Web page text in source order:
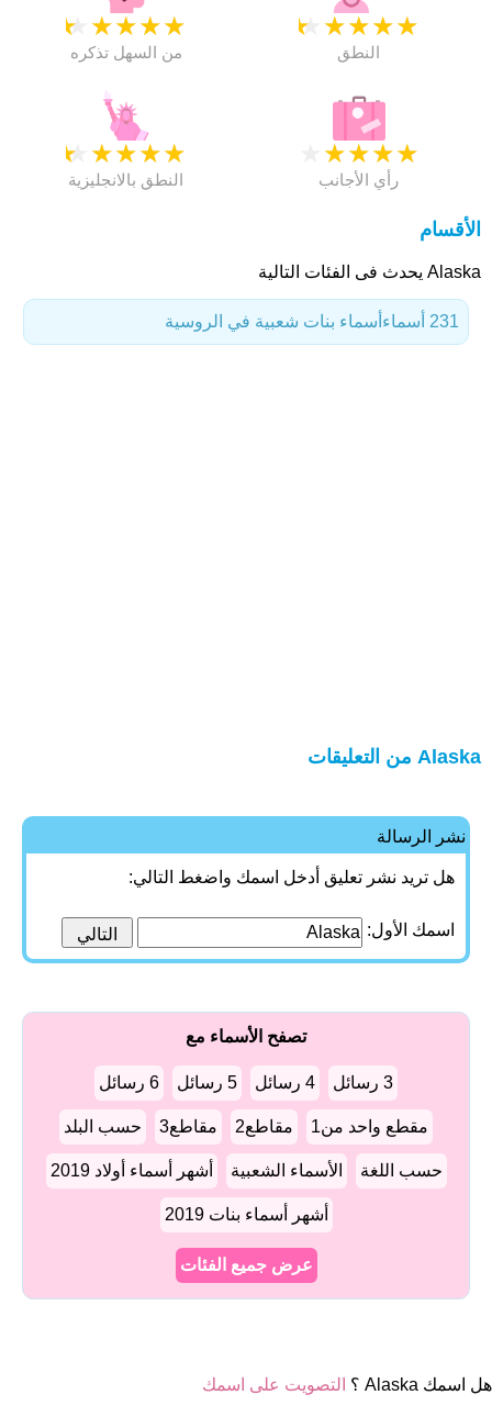
★
★
★
★
★
من السهل تذكره
★
★
★
★
★
النطق
★
★
★
★
★
النطق بالانجليزية
★
★
★
★
رأي الأجانب
الأقسام
Alaska يحدث فى الفئات التالية
أسماء بنات شعبية في الروسية 231 أسماء
Alaska من التعليقات
نشر الرسالة
هل تريد نشر تعليق أدخل اسمك واضغط التالي:
اسمك الأول:
تصفح الأسماء مع
3 رسائل 4 رسائل 5 رسائل 6 رسائل
مقطع واحد من1 مقاطع2 مقاطع3 حسب البلد
حسب اللغة الأسماء الشعبية أشهر أسماء أولاد 2019
أشهر أسماء بنات 2019
عرض جميع الفئات
هل اسمك Alaska ؟ التصويت على اسمك